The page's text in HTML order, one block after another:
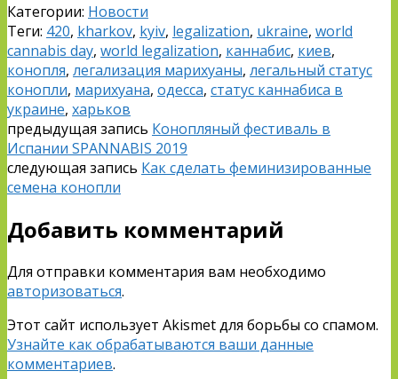
Категории: Новости
Теги: 420, kharkov, kyiv, legalization, ukraine, world
cannabis day, world legalization, каннабис, киев,
конопля, легализация марихуаны, легальный статус
конопли, марихуана, одесса, статус каннабиса в
украине, харьков
предыдущая запись Конопляный фестиваль в
Испании SPANNABIS 2019
следующая запись Как сделать феминизированные
семена конопли
Добавить комментарий
Для отправки комментария вам необходимо
авторизоваться.
Этот сайт использует Akismet для борьбы со спамом.
Узнайте как обрабатываются ваши данные
комментариев.